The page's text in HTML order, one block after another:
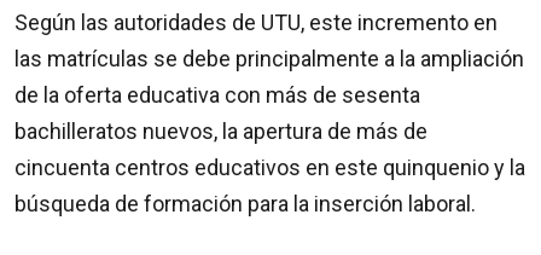
Según las autoridades de UTU, este incremento en
las matrículas se debe principalmente a la ampliación
de la oferta educativa con más de sesenta
bachilleratos nuevos, la apertura de más de
cincuenta centros educativos en este quinquenio y la
búsqueda de formación para la inserción laboral.